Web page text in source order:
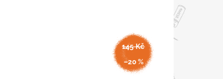
145 Kč
–20 %